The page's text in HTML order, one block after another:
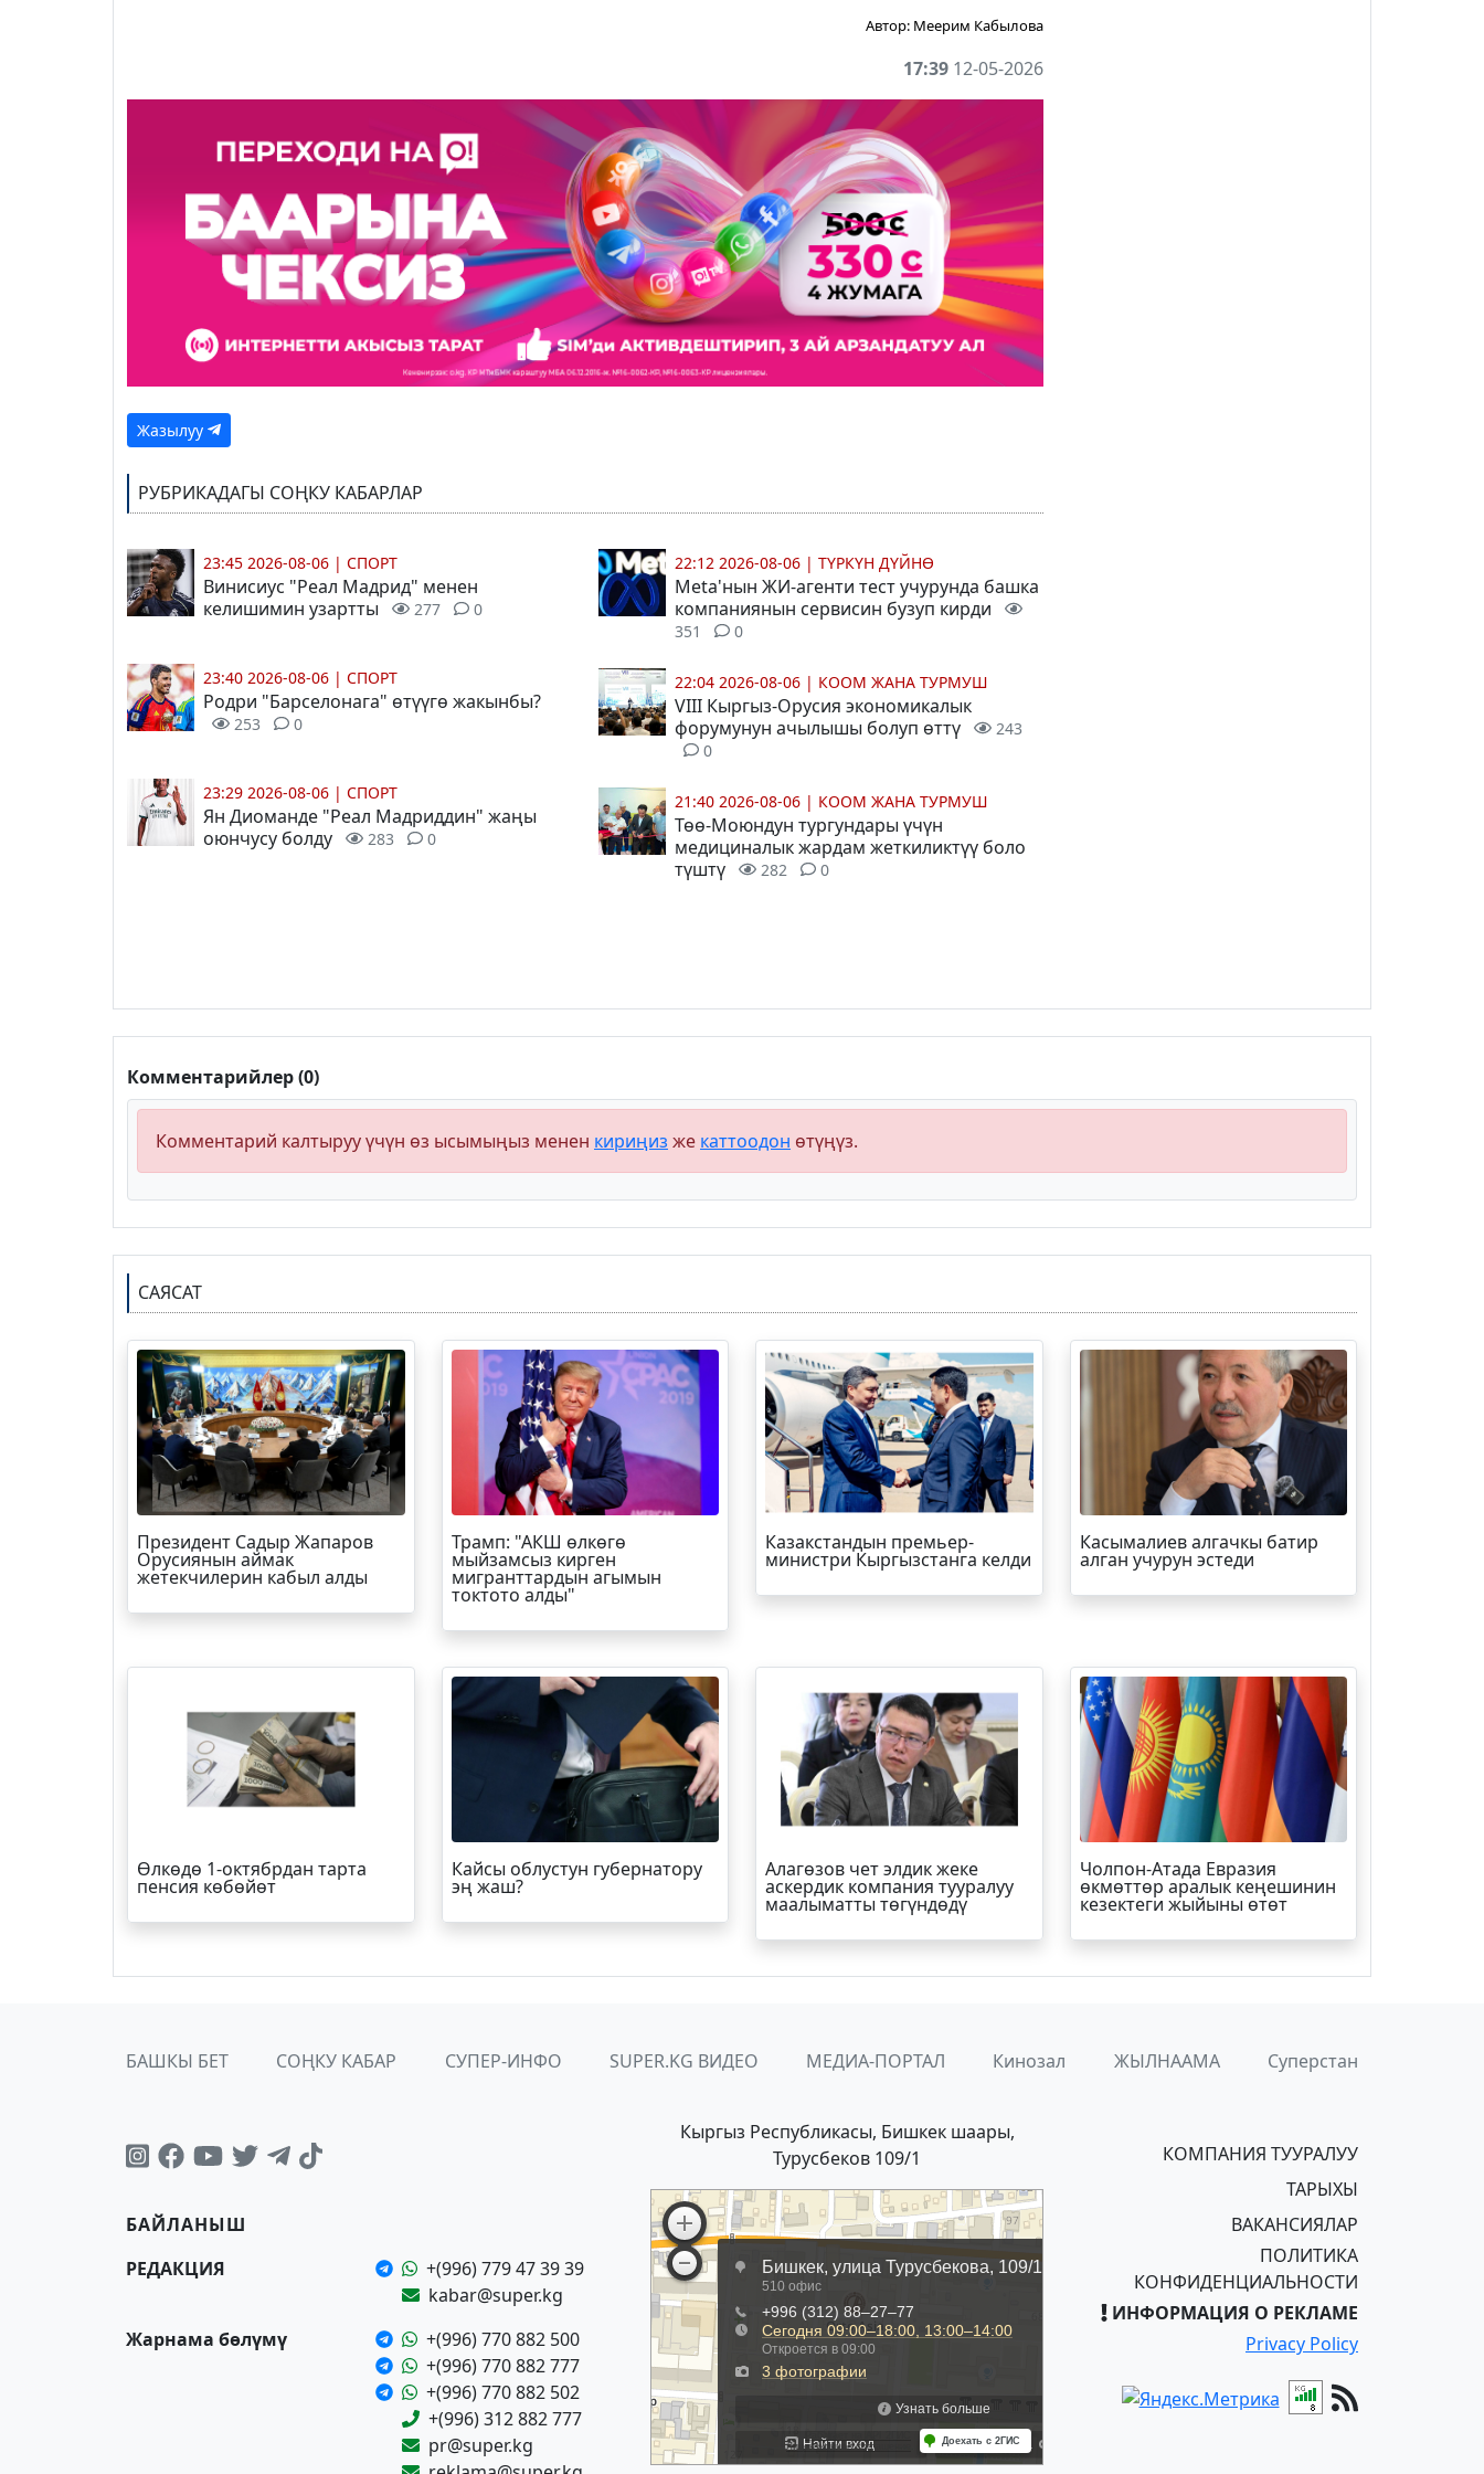
Автор: Меерим Кабылова
17:3912-05-2026
Жазылуу
РУБРИКАДАГЫ СОҢКУ КАБАРЛАР
23:45 2026-08-06 | СПОРТ
Винисиус "Реал Мадрид" менен
келишимин узартты
277 0
23:40 2026-08-06 | СПОРТ
Родри "Барселонага" өтүүгө жакынбы?
253 0
23:29 2026-08-06 | СПОРТ
Ян Диоманде "Реал Мадриддин" жаңы
оюнчусу болду
283 0
22:12 2026-08-06 | ТҮРКҮН ДҮЙНӨ
Meta'нын ЖИ-агенти тест учурунда башка
компаниянын сервисин бузуп кирди
351 0
22:04 2026-08-06 | КООМ ЖАНА ТУРМУШ
VIII Кыргыз-Орусия экономикалык
форумунун ачылышы болуп өттү
243
0
21:40 2026-08-06 | КООМ ЖАНА ТУРМУШ
Төө-Моюндун тургундары үчүн
медициналык жардам жеткиликтүү боло
түштү
282 0
Комментарийлер (0)
Комментарий калтыруу үчүн өз ысымыңыз менен кириңиз же каттоодон өтүңүз.
САЯСАТ
Президент Садыр Жапаров
Орусиянын аймак
жетекчилерин кабыл алды
Трамп: "АКШ өлкөгө
мыйзамсыз кирген
мигранттардын агымын
токтото алды"
Казакстандын премьер-
министри Кыргызстанга келди
Касымалиев алгачкы батир
алган учурун эстеди
Өлкөдө 1-октябрдан тарта
пенсия көбөйөт
Кайсы облустун губернатору
эң жаш?
Алагөзов чет элдик жеке
аскердик компания тууралуу
маалыматты төгүндөдү
Чолпон-Атада Евразия
өкмөттөр аралык кеңешинин
кезектеги жыйыны өтөт
БАШКЫ БЕТ СОҢКУ КАБАР СУПЕР-ИНФО SUPER.KG ВИДЕО МЕДИА-ПОРТАЛ Кинозал ЖЫЛНААМА Суперстан
БАЙЛАНЫШ
РЕДАКЦИЯ
+(996) 779 47 39 39
kabar@super.kg
Жарнама бөлүмү
+(996) 770 882 500
+(996) 770 882 777
+(996) 770 882 502
+(996) 312 882 777
pr@super.kg
Кыргыз Республикасы, Бишкек шаары,
Турусбеков 109/1
КОМПАНИЯ ТУУРАЛУУ
ТАРЫХЫ
ВАКАНСИЯЛАР
ПОЛИТИКА
КОНФИДЕНЦИАЛЬНОСТИ
ИНФОРМАЦИЯ О РЕКЛАМЕ
Privacy Policy